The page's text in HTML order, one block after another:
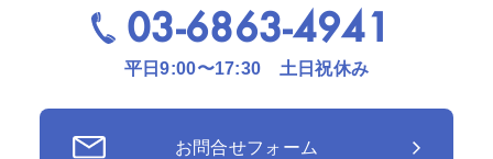
03-6863-4941
平日9:00〜17:30 土日祝休み
お問合せフォーム